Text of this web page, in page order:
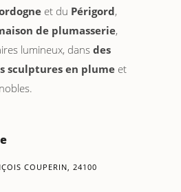
et du Périgord,
de plumasserie,
lumineux, dans des
sculptures en plume et
COUPERIN, 24100